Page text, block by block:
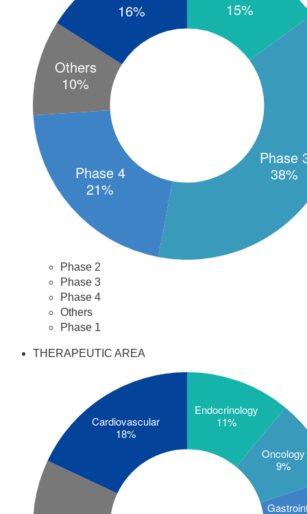
Phase 2
Phase 3
Phase 4
Others
Phase 1
THERAPEUTIC AREA